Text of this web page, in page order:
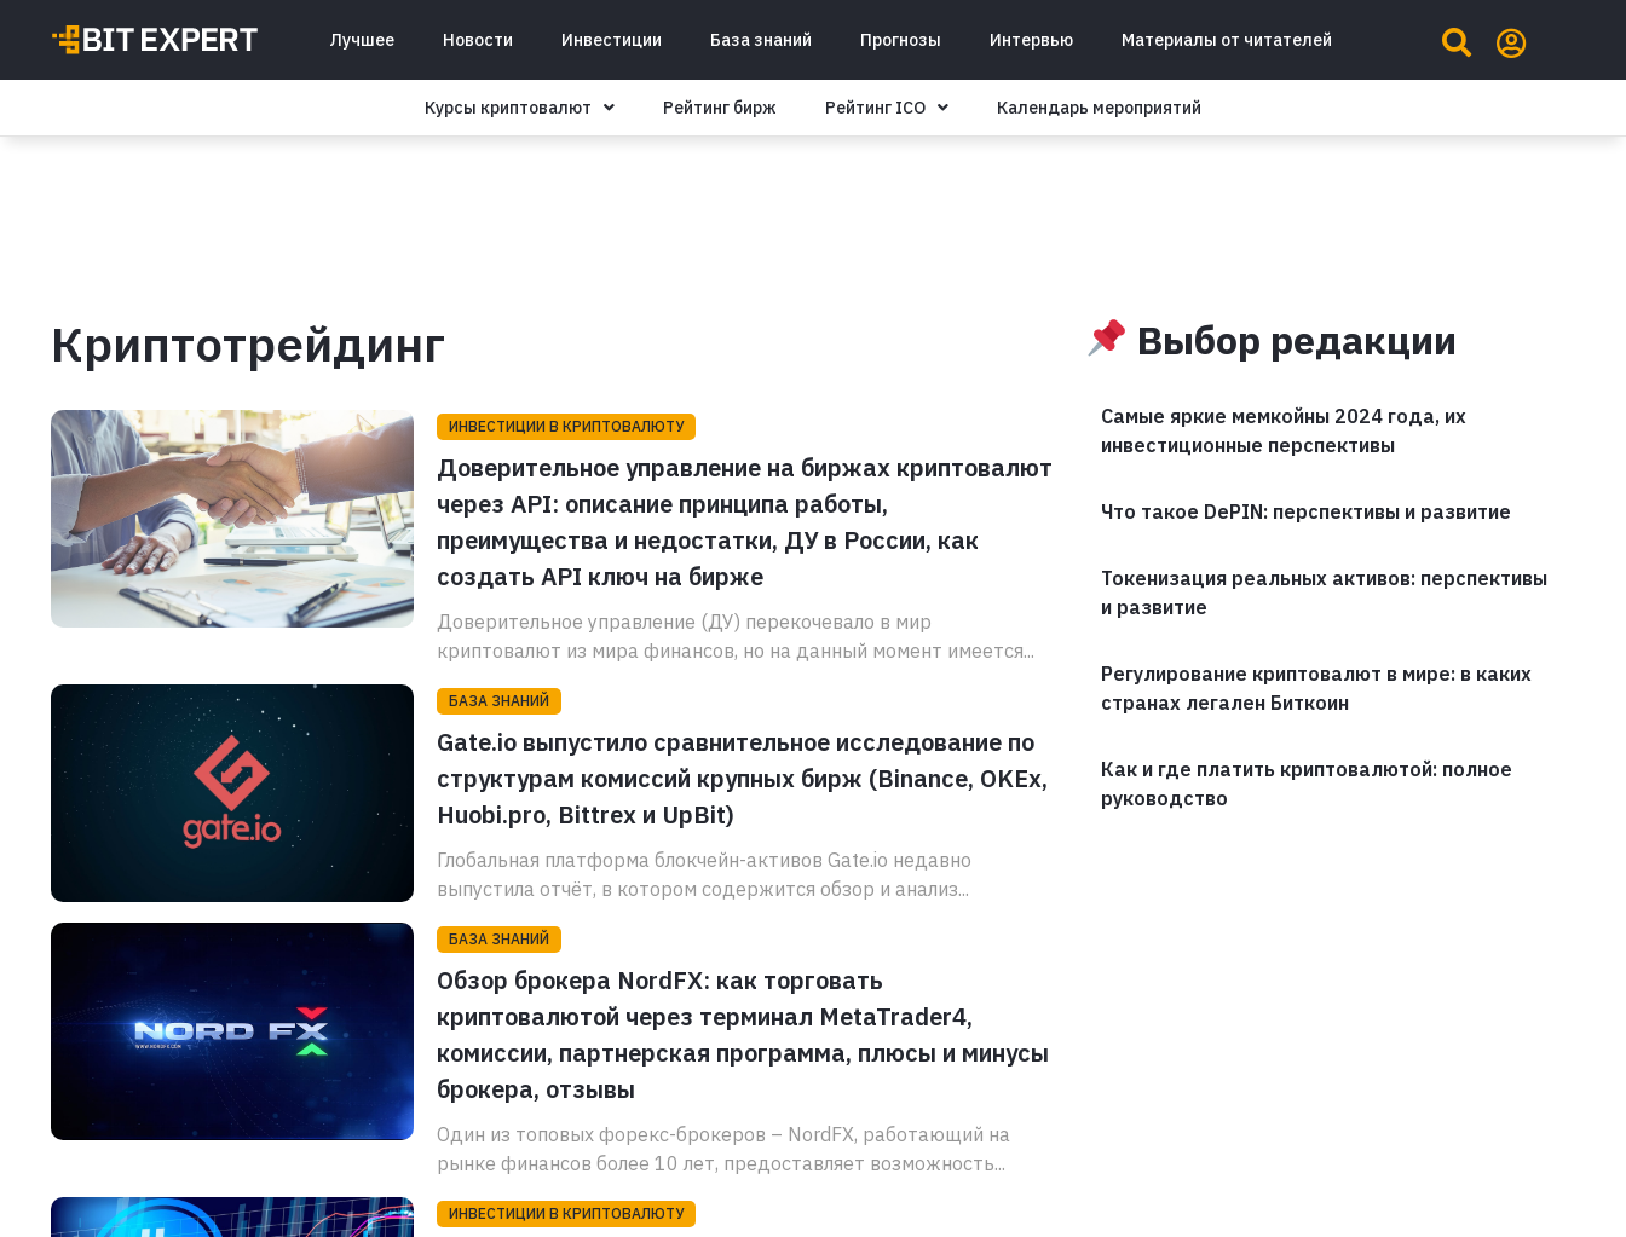
Лучшее Новости Инвестиции База знаний Прогнозы Интервью Материалы от читателей
Курсы криптовалют Рейтинг бирж Рейтинг ICO Календарь мероприятий
Криптотрейдинг
ИНВЕСТИЦИИ В КРИПТОВАЛЮТУ
Доверительное управление на биржах криптовалют
через API: описание принципа работы,
преимущества и недостатки, ДУ в России, как
создать API ключ на бирже
Доверительное управление (ДУ) перекочевало в мир
криптовалют из мира финансов, но на данный момент имеется...
БАЗА ЗНАНИЙ
Gate.io выпустило сравнительное исследование по
структурам комиссий крупных бирж (Binance, OKEx,
Huobi.pro, Bittrex и UpBit)
Глобальная платформа блокчейн-активов Gate.io недавно
выпустила отчёт, в котором содержится обзор и анализ...
БАЗА ЗНАНИЙ
Обзор брокера NordFX: как торговать
криптовалютой через терминал MetaTrader4,
комиссии, партнерская программа, плюсы и минусы
брокера, отзывы
Один из топовых форекс-брокеров – NordFX, работающий на
рынке финансов более 10 лет, предоставляет возможность...
ИНВЕСТИЦИИ В КРИПТОВАЛЮТУ
Выбор редакции
Самые яркие мемкойны 2024 года, их
инвестиционные перспективы
Что такое DePIN: перспективы и развитие
Токенизация реальных активов: перспективы
и развитие
Регулирование криптовалют в мире: в каких
странах легален Биткоин
Как и где платить криптовалютой: полное
руководство